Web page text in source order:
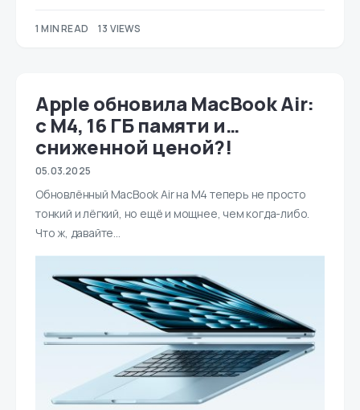
1 MIN READ 13 VIEWS
Apple обновила MacBook Air:
с M4, 16 ГБ памяти и…
сниженной ценой?!
05.03.2025
Обновлённый MacBook Air на M4 теперь не просто
тонкий и лёгкий, но ещё и мощнее, чем когда-либо.
Что ж, давайте…